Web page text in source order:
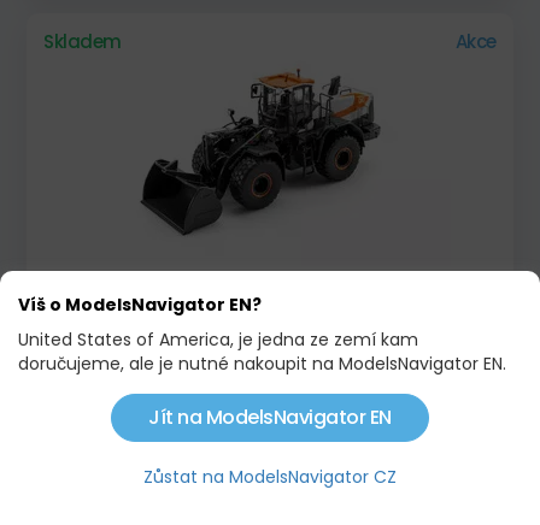
Skladem Akce
3 650,00 KČ 3 150,00 KČ
Skladem
Víš o ModelsNavigator EN?
United States of America, je jedna ze zemí kam
doručujeme, ale je nutné nakoupit na ModelsNavigator EN.
Jít na ModelsNavigator EN
Zůstat na ModelsNavigator CZ